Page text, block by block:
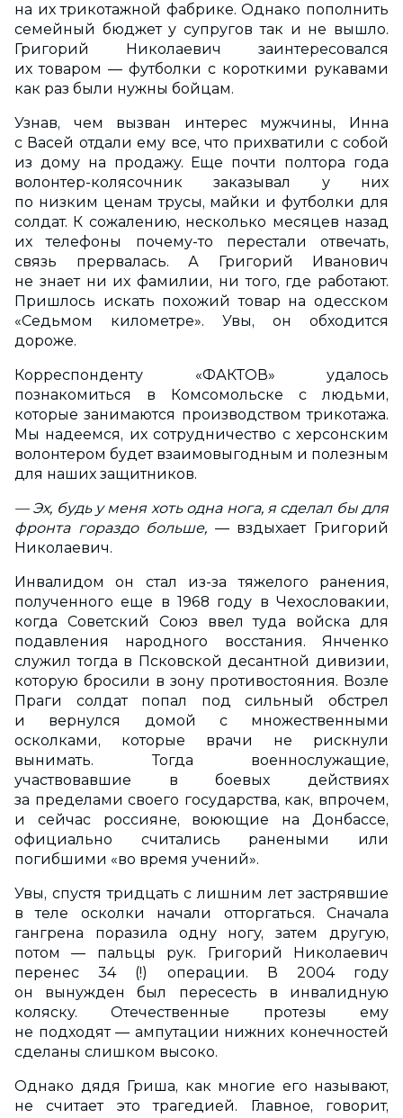
на их трикотажной фабрике. Однако пополнить
семейный бюджет у супругов так и не вышло.
Григорий Николаевич заинтересовался
их товаром — футболки с короткими рукавами
как раз были нужны бойцам.
Узнав, чем вызван интерес мужчины, Инна
с Васей отдали ему все, что прихватили с собой
из дому на продажу. Еще почти полтора года
волонтер-колясочник заказывал у них
по низким ценам трусы, майки и футболки для
солдат. К сожалению, несколько месяцев назад
их телефоны почему-то перестали отвечать,
связь прервалась. А Григорий Иванович
не знает ни их фамилии, ни того, где работают.
Пришлось искать похожий товар на одесском
«Седьмом километре». Увы, он обходится
дороже.
Корреспонденту «ФАКТОВ» удалось
познакомиться в Комсомольске с людьми,
которые занимаются производством трикотажа.
Мы надеемся, их сотрудничество с херсонским
волонтером будет взаимовыгодным и полезным
для наших защитников.
— Эх, будь у меня хоть одна нога, я сделал бы для
фронта гораздо больше, — вздыхает Григорий
Николаевич.
Инвалидом он стал из-за тяжелого ранения,
полученного еще в 1968 году в Чехословакии,
когда Советский Союз ввел туда войска для
подавления народного восстания. Янченко
служил тогда в Псковской десантной дивизии,
которую бросили в зону противостояния. Возле
Праги солдат попал под сильный обстрел
и вернулся домой с множественными
осколками, которые врачи не рискнули
вынимать. Тогда военнослужащие,
участвовавшие в боевых действиях
за пределами своего государства, как, впрочем,
и сейчас россияне, воюющие на Донбассе,
официально считались ранеными или
погибшими «во время учений».
Увы, спустя тридцать с лишним лет застрявшие
в теле осколки начали отторгаться. Сначала
гангрена поразила одну ногу, затем другую,
потом — пальцы рук. Григорий Николаевич
перенес 34 (!) операции. В 2004 году
он вынужден был пересесть в инвалидную
коляску. Отечественные протезы ему
не подходят — ампутации нижних конечностей
сделаны слишком высоко.
Однако дядя Гриша, как многие его называют,
не считает это трагедией. Главное, говорит,